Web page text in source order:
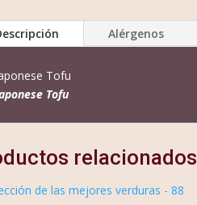
Alérgenos
Tofu
Tofu
relacionados